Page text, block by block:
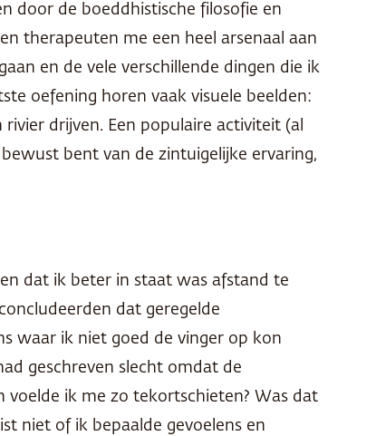
door de boeddhistische filosofie en
therapeuten me een heel arsenaal aan
en de vele verschillende dingen die ik
oefening horen vaak visuele beelden:
drijven. Een populaire activiteit (al
bent van de zintuigelijke ervaring,
dat ik beter in staat was afstand te
dat geregelde
waar ik niet goed de vinger op kon
geschreven slecht omdat de
voelde ik me zo tekortschieten? Was dat
niet of ik bepaalde gevoelens en